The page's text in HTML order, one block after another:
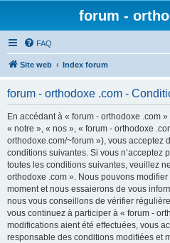
forum -
FAQ
Site web Index forum
forum - orthodoxe .com -
En accédant à « forum - orthodoxe .com
« notre », « nos », « forum - orthodoxe
orthodoxe.com/~forum »), vous acceptez
conditions suivantes. Si vous n’acceptez
toutes les conditions suivantes, veuillez
orthodoxe .com ». Nous pouvons modifier
moment et nous essaierons de vous
nous vous conseillons de vérifier
vous continuez à participer à « forum -
modifications aient été effectuées, vous
responsable des conditions modifiées et